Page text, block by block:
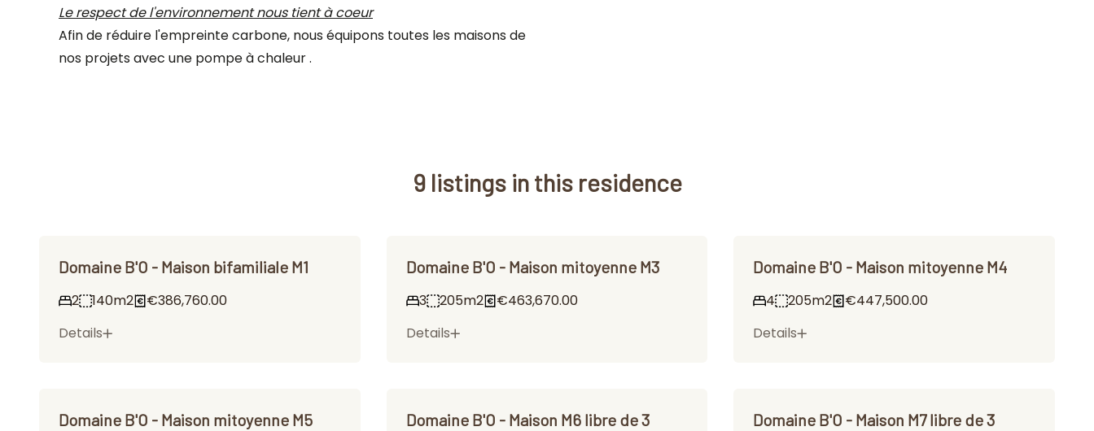
Le respect de l'environnement nous tient à coeur
Afin de réduire l'empreinte carbone, nous équipons toutes les maisons de
nos projets avec une pompe à chaleur .
9 listings in this residence
Domaine B'O - Maison bifamiliale M1
2 140m2
€386,760.00
Details
Domaine B'O - Maison mitoyenne M3
3 205m2
€463,670.00
Details
Domaine B'O - Maison mitoyenne M4
4 205m2
€447,500.00
Details
Domaine B'O - Maison mitoyenne M5
Domaine B'O - Maison M6 libre de 3
Domaine B'O - Maison M7 libre de 3